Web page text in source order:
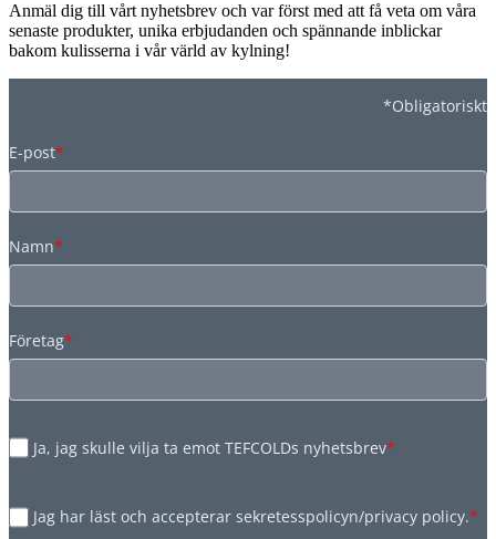
Anmäl dig till vårt nyhetsbrev och var först med att få veta om våra
senaste produkter, unika erbjudanden och spännande inblickar
bakom kulisserna i vår värld av kylning!
*Obligatoriskt
E-post*
Namn*
Företag*
Ja, jag skulle vilja ta emot TEFCOLDs nyhetsbrev*
Jag har läst och accepterar sekretesspolicyn/privacy policy.*